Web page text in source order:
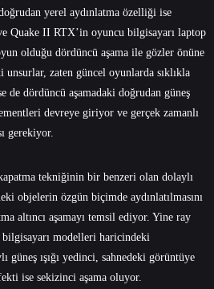
yerel aydınlatma özelliği ise
Quake II RTX’in oyuncu bilgisayarı laptop
olduğu dördüncü aşama ile gözler önüne
zaten güncel oyunlarda sıklıkla
de dördüncü aşamadaki doğrudan güneş
devreye giriyor ve gerçek zamanlı
gerekiyor.
tekniğinin bir benzeri olan dolaylı
objelerin özgün biçimde aydınlatılmasını
altıncı aşamayı temsil ediyor. Yine ray
modelleri haricindeki
güneş ışığı yedinci, sahnedeki görüntüye
ise sekizinci aşama oluyor.